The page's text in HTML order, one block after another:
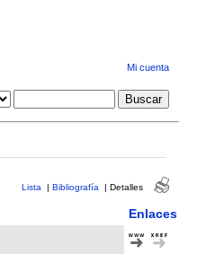
Mi cuenta
Lista | Bibliografía | Detalles
Enlaces